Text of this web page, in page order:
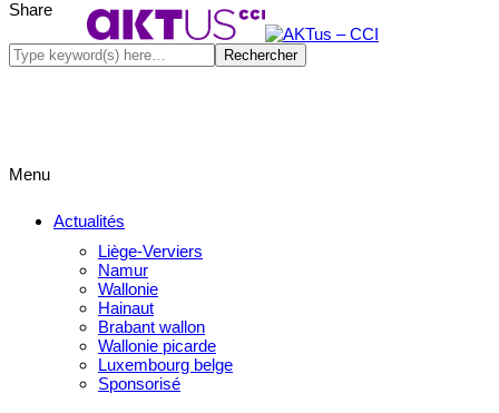
Menu
Actualités
Liège-Verviers
Namur
Wallonie
Hainaut
Brabant wallon
Wallonie picarde
Luxembourg belge
Sponsorisé
Share